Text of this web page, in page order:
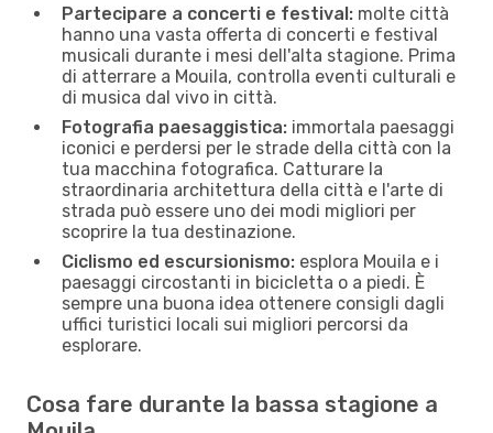
Partecipare a concerti e festival: molte città
hanno una vasta offerta di concerti e festival
musicali durante i mesi dell'alta stagione. Prima
di atterrare a Mouila, controlla eventi culturali e
di musica dal vivo in città.
Fotografia paesaggistica: immortala paesaggi
iconici e perdersi per le strade della città con la
tua macchina fotografica. Catturare la
straordinaria architettura della città e l'arte di
strada può essere uno dei modi migliori per
scoprire la tua destinazione.
Ciclismo ed escursionismo: esplora Mouila e i
paesaggi circostanti in bicicletta o a piedi. È
sempre una buona idea ottenere consigli dagli
uffici turistici locali sui migliori percorsi da
esplorare.
Cosa fare durante la bassa stagione a